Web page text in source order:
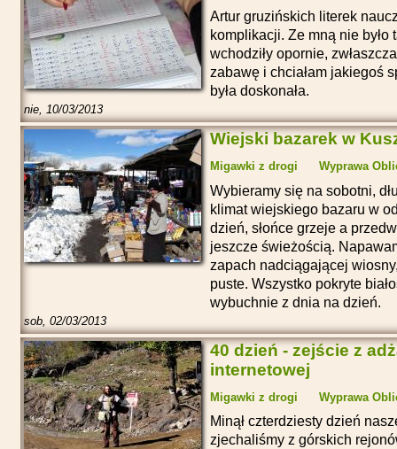
Artur gruzińskich literek
komplikacji. Ze mną nie było
wchodziły opornie,
zabawę i chciałam jakiegoś
była doskonała.
nie, 10/03/2013
Wiejski bazarek w
Migawki z drogi Wyprawa
Wybieramy się na sobotni,
klimat wiejskiego bazaru w
dzień, słońce grzeje a
jeszcze świeżością.
zapach nadciągającej
puste. Wszystko pokryte
wybuchnie z dnia na dzień.
sob, 02/03/2013
40 dzień - zejście z
internetowej
Migawki z drogi Wyprawa
Minął czterdziesty dzień
zjechaliśmy z górskich